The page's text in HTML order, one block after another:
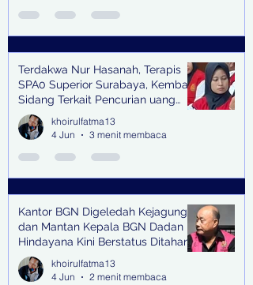
Terdakwa Nur Hasanah, Terapis
SPA0 Superior Surabaya, Kembali
Sidang Terkait Pencurian uang
senilai Rp1,285 M di PN Surabaya
khoirulfatma13
4 Jun
3 menit membaca
Kantor BGN Digeledah Kejagung
dan Mantan Kepala BGN Dadan
Hindayana Kini Berstatus Ditahan
khoirulfatma13
4 Jun
2 menit membaca